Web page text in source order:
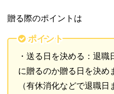
贈る際のポイントは
ポイント
・送る日を決める：退
に贈るのか贈る日を決め
（有休消化などで退職